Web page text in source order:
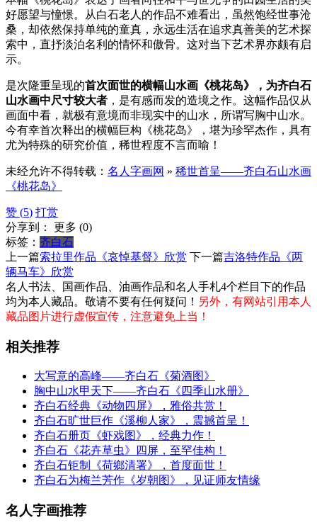
好愿望与憧憬。从白石老人的作品不难看出，虽然饱经世事沧
桑，却依然保持单纯的童真，永远生活在追求真善美的艺术探
索中，直抒淡泊名利的情怀和傲骨。这对当下艺术界亦颇有启
示。
是次隆重呈现的首次面世的横幅山水画《桃花岛》，为齐白石
山水画中尺寸较大者 ，是有感而发的造境之作。这幅作品仅从
画面中看，就极有意境而非现实中的山水，所谓写胸中山水。
今有幸首次释出的横幅巨构《桃花岛》，堪为珍罕杰作，具有
尤为特殊的研究价值，稀世程度不言而喻！
未经允许不得转载： 名人字画网 » 稀世首呈——齐白石山水画
《桃花岛》
赞 (5) 打赏
分享到： 更多 (0)
标签： 齐白石
上一篇索拉里作品《哀悼基督》欣赏 下一篇吉洛特作品《两
辆马车》欣赏
名人书法、国画作品、油画作品和名人手札4个栏目下的作品
均为本人藏品。敬请不要有任何疑问！ 另外，有网站引用本人
藏品图片进行虚假宣传，注意避免上当！
相关推荐
大写意的高峰——齐白石《菊酒图》
胸中山水甲天下——齐白石《四季山水册》
齐白石经典《动物四屏》，雅俗共赏！
齐白石旷世巨作《溪柳人家》，震撼首呈！
齐白石册页《虾戏图》，经典力作！
齐白石《花卉草虫》四屏，至罕佳构！
齐白石钜制《荷鄉清署》，首度面世！
齐白石为梅兰芳作《岁朝图》，见证师友情缘
名人字画推荐